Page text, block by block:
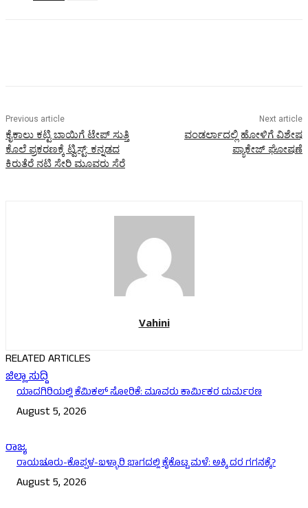
Previous article
ಕೈಕಾಲು ಕಟ್ಟಿ ಬಾಯಿಗೆ ಟೇಪ್ ಸುತ್ತಿ
ಕೊಲೆ ಪ್ರಕರಣಕ್ಕೆ ಟ್ವಿಸ್ಟ್: ಕನ್ನಡದ
ಕಿರುತೆರೆ ನಟಿ ಸೇರಿ ಮೂವರು ಸೆರೆ
Next article
ವಂಡರ್ಲಾದಲ್ಲಿ ಹೋಳಿಗೆ ವಿಶೇಷ
ಪ್ಯಾಕೇಜ್ ಘೋಷಣೆ
Vahini
RELATED ARTICLES
ಜಿಲ್ಲಾ ಸುದ್ದಿ
ಯಾದಗಿರಿಯಲ್ಲಿ ಕೆಮಿಕಲ್ ಸೋರಿಕೆ: ಮೂವರು ಕಾರ್ಮಿಕರ ದುರ್ಮರಣ
August 5, 2026
ರಾಜ್ಯ
ರಾಯಚೂರು-ಕೊಪ್ಪಳ-ಬಳ್ಳಾರಿ ಭಾಗದಲ್ಲಿ ಕೈಕೊಟ್ಟ ಮಳೆ: ಅಕ್ಕಿ ದರ ಗಗನಕ್ಕೆ?
August 5, 2026